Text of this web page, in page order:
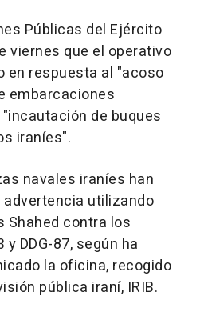
Públicas del Ejército
viernes que el operativo
en respuesta al "acoso
embarcaciones
de buques
iraníes".
navales iraníes han
utilizando
Shahed contra los
DDG-87, según ha
la oficina, recogido
pública iraní, IRIB.